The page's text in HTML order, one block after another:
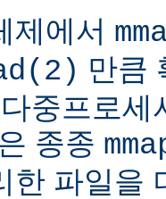
제에서
만큼
중프로
종종
한 파일을